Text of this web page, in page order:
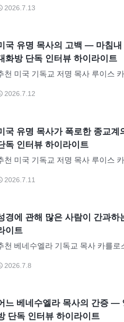
자, 성경 교사였습니다. 그는 수년
2026.7.13
국 유명 목사의 고백 ― 마침
화방 단독 인터뷰 하이라이트
천 미국 기독교 저명 목사 루이스
자, 성경 교사였습니다. 그는 수년
2026.7.12
국 유명 목사가 폭로한 종교
독 인터뷰 하이라이트
천 미국 기독교 저명 목사 루이스
자, 성경 교사였습니다. 그는 수년
2026.7.11
경에 관해 많은 사람이 간과하
이트
천 베네수엘라 기독교 목사 카를
해 왔습니다. 2017년경, 그는 교회
2026.7.8
느 베네수엘라 목사의 간증 ―
단독 인터뷰 하이라이트